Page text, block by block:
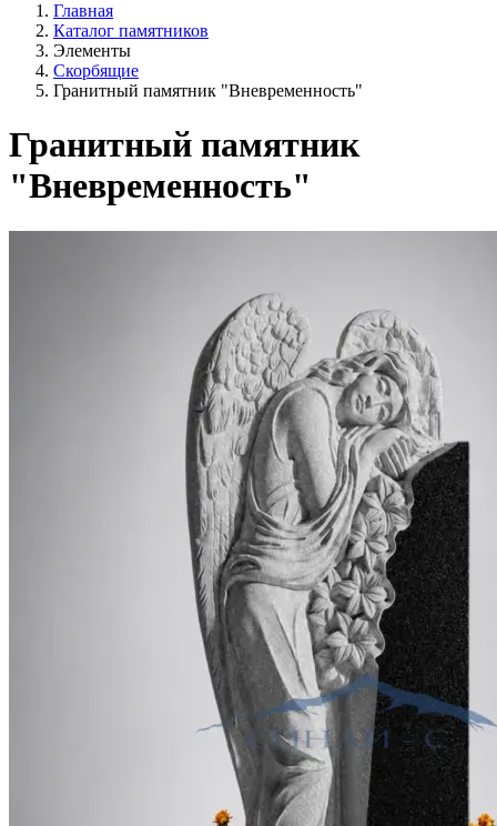
Главная
Каталог памятников
Элементы
Скорбящие
Гранитный памятник "Вневременность"
Гранитный памятник
"Вневременность"